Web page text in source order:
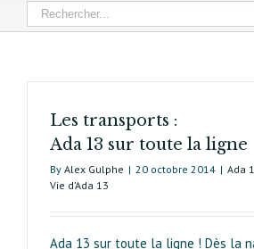
Les transports :
Ada 13 sur toute la ligne
By Alex Gulphe | 20 octobre 2014 | Ada
Vie d’Ada 13
Ada 13 sur toute la ligne ! Dès la